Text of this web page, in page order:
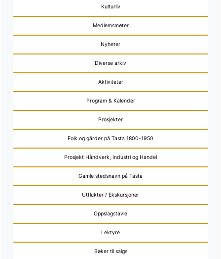
Kulturliv
Medlemsmøter
Nyheter
Diverse arkiv
Aktiviteter
Program & Kalender
Prosjekter
Folk og gårder på Tasta 1800-1950
Prosjekt Håndverk, Industri og Handel
Gamle stedsnavn på Tasta
Utflukter / Ekskursjoner
Oppslagstavle
Lektyre
Bøker til salgs